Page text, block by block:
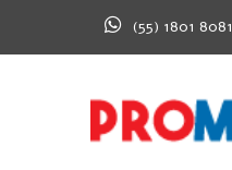
(55) 1801 8081